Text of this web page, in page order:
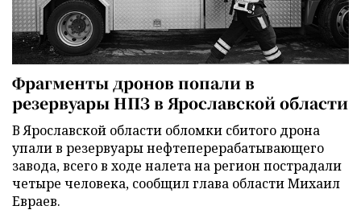
Фрагменты дронов попали в
резервуары НПЗ в Ярославской области
В Ярославской области обломки сбитого дрона
упали в резервуары нефтеперерабатывающего
завода, всего в ходе налета на регион пострадали
четыре человека, сообщил глава области Михаил
Евраев.